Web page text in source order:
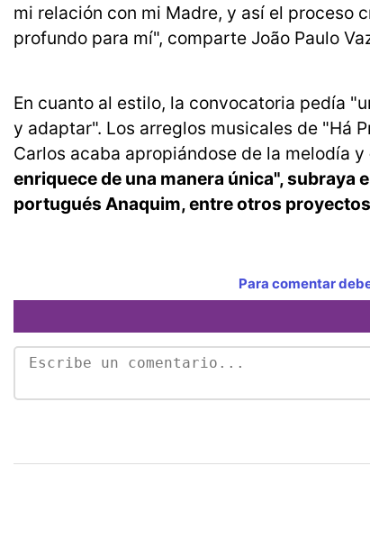
mi relación con mi Madre, y así el proceso
profundo para mí", comparte João Paulo
En cuanto al estilo, la convocatoria pedía
y adaptar". Los arreglos musicales de "Há
Carlos acaba apropiándose de la melodía y
enriquece de una manera única", subraya
portugués Anaquim, entre otros
Para comentar